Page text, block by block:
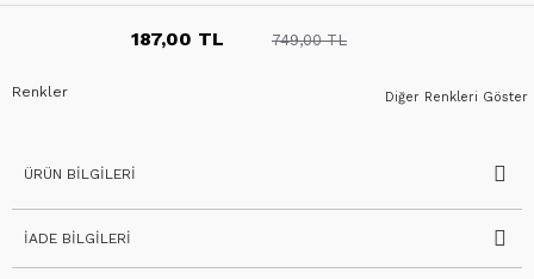
187,00 TL 749,00 TL
Diğer Renkleri Göster
Renkler
ÜRÜN BILGILERI
İADE BILGILERI